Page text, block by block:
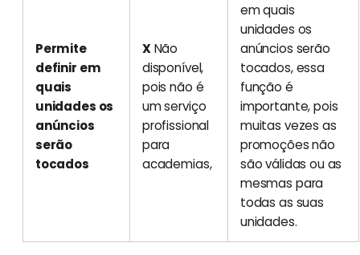
Permite
definir em
quais
unidades os
anúncios
serão
tocados
XNão
disponível,
pois não é
um serviço
profissional
para
academias,
em quais
unidades os
anúncios serão
tocados, essa
função é
importante, pois
muitas vezes as
promoções não
são válidas ou as
mesmas para
todas as suas
unidades.